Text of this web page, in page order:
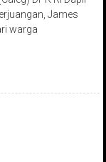
James
warga